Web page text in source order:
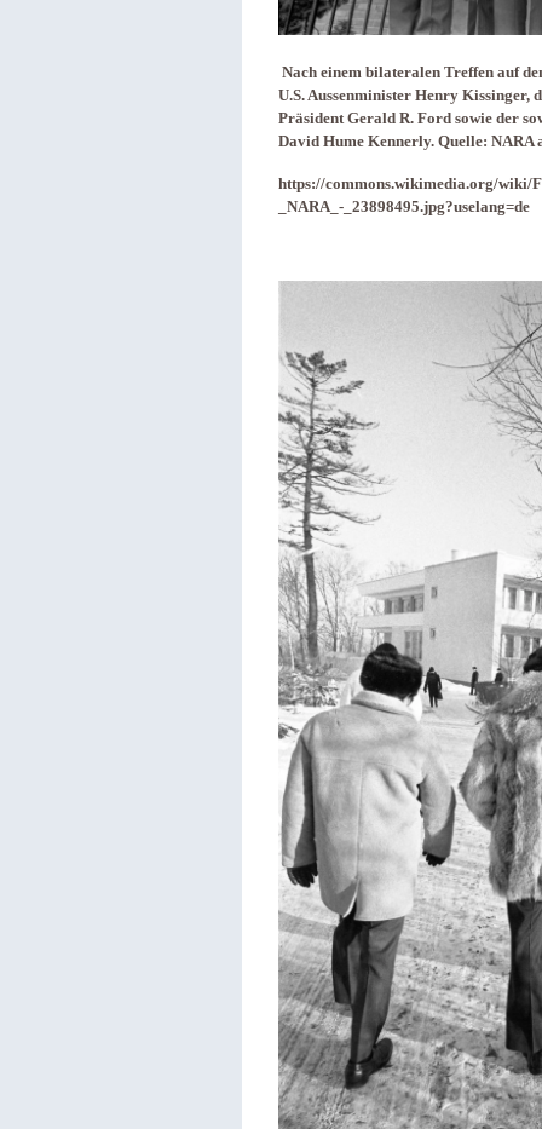
Nach einem bilateralen Treffen auf
U.S. Aussenminister Henry Kissinger,
Präsident Gerald R. Ford sowie der
David Hume Kennerly. Quelle:
https://commons.wikimedia.org/wiki/
_NARA_-_23898495.jpg?uselang=de